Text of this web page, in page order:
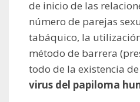
de inicio de las
número de parejas
tabáquico, la
método de barrera
todo de la existencia de
virus del papiloma